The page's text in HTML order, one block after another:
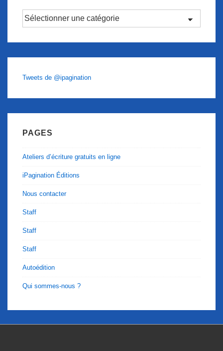
Catégories
Tweets de @ipagination
PAGES
Ateliers d’écriture gratuits en ligne
iPagination Éditions
Nous contacter
Staff
Staff
Staff
Autoédition
Qui sommes-nous ?